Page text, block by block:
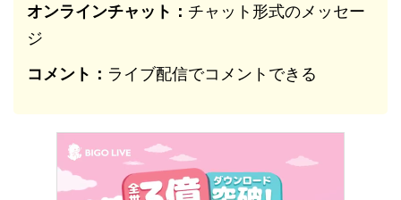
オンラインチャット： チャット形式のメッセー
ジ
コメント： ライブ配信でコメントできる